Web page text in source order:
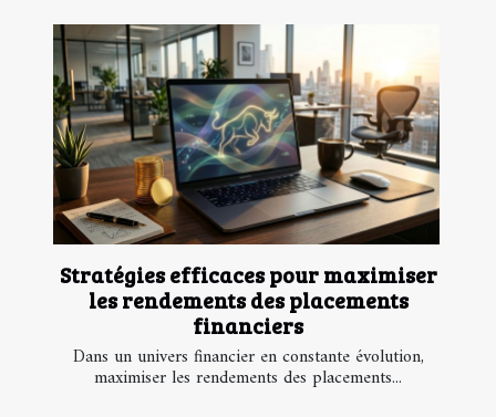
Stratégies efficaces pour maximiser
les rendements des placements
financiers
Dans un univers financier en constante évolution,
maximiser les rendements des placements...